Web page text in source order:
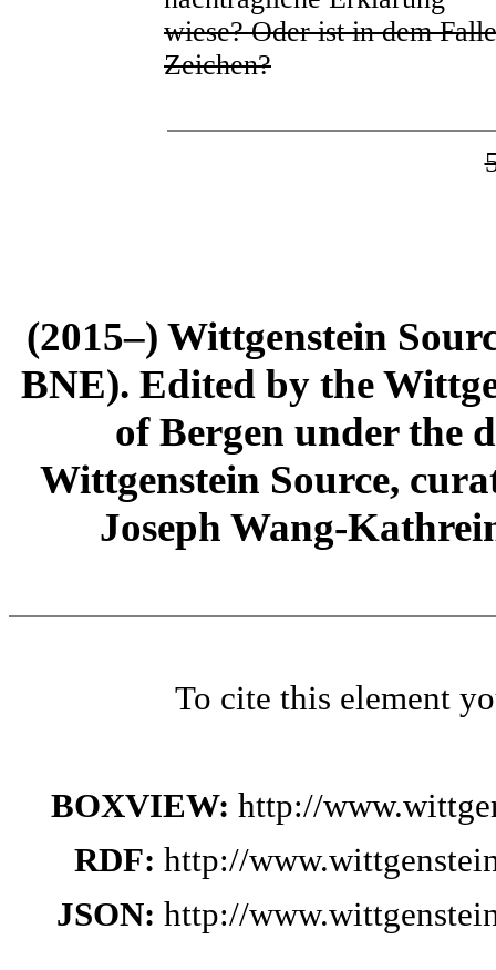
wiese? Oder ist in dem
Zeichen?
(2015–) Wittgenstein
BNE). Edited by the
of Bergen under the
Wittgenstein Source,
Joseph Wang-
To cite this element
BOXVIEW: http://
RDF: http://
JSON: http://